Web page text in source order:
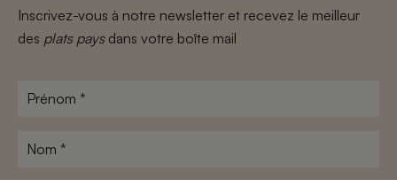
Inscrivez-vous à notre newsletter et recevez le meilleur
des plats paysdans votre boîte mail
Prénom
Nom